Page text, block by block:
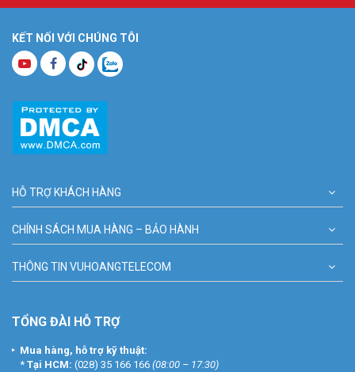
KẾT NỐI VỚI CHÚNG TÔI
HỖ TRỢ KHÁCH HÀNG
CHÍNH SÁCH MUA HÀNG – BẢO HÀNH
THÔNG TIN VUHOANGTELECOM
TỔNG ĐÀI HỖ TRỢ
Mua hàng, hỗ trợ kỹ thuật:
* Tại HCM: (028) 35 166 166 (08:00 – 17:30)